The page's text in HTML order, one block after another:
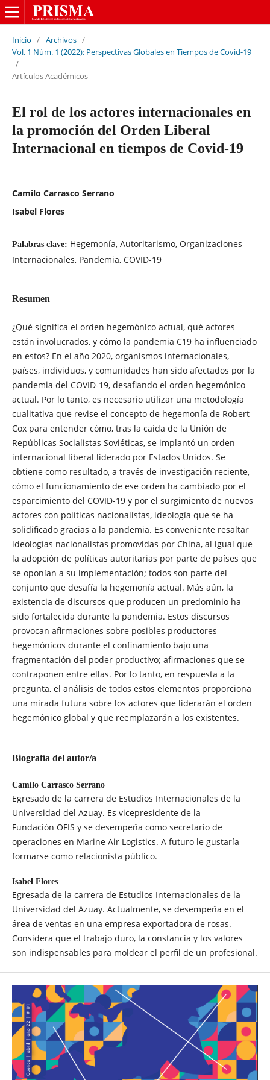
Inicio / Archivos /
Vol. 1 Núm. 1 (2022): Perspectivas Globales en Tiempos de Covid-19
/
Artículos Académicos
El rol de los actores internacionales en
la promoción del Orden Liberal
Internacional en tiempos de Covid-19
Camilo Carrasco Serrano
Isabel Flores
Palabras clave: Hegemonía, Autoritarismo, Organizaciones
Internacionales, Pandemia, COVID-19
Resumen
¿Qué significa el orden hegemónico actual, qué actores
están involucrados, y cómo la pandemia C19 ha influenciado
en estos? En el año 2020, organismos internacionales,
países, individuos, y comunidades han sido afectados por la
pandemia del COVID-19, desafiando el orden hegemónico
actual. Por lo tanto, es necesario utilizar una metodología
cualitativa que revise el concepto de hegemonía de Robert
Cox para entender cómo, tras la caída de la Unión de
Repúblicas Socialistas Soviéticas, se implantó un orden
internacional liberal liderado por Estados Unidos. Se
obtiene como resultado, a través de investigación reciente,
cómo el funcionamiento de ese orden ha cambiado por el
esparcimiento del COVID-19 y por el surgimiento de nuevos
actores con políticas nacionalistas, ideología que se ha
solidificado gracias a la pandemia. Es conveniente resaltar
ideologías nacionalistas promovidas por China, al igual que
la adopción de políticas autoritarias por parte de países que
se oponían a su implementación; todos son parte del
conjunto que desafía la hegemonía actual. Más aún, la
existencia de discursos que producen un predominio ha
sido fortalecida durante la pandemia. Estos discursos
provocan afirmaciones sobre posibles productores
hegemónicos durante el confinamiento bajo una
fragmentación del poder productivo; afirmaciones que se
contraponen entre ellas. Por lo tanto, en respuesta a la
pregunta, el análisis de todos estos elementos proporciona
una mirada futura sobre los actores que liderarán el orden
hegemónico global y que reemplazarán a los existentes.
Biografía del autor/a
Camilo Carrasco Serrano
Egresado de la carrera de Estudios Internacionales de la
Universidad del Azuay. Es vicepresidente de la
Fundación OFIS y se desempeña como secretario de
operaciones en Marine Air Logistics. A futuro le gustaría
formarse como relacionista público.
Isabel Flores
Egresada de la carrera de Estudios Internacionales de la
Universidad del Azuay. Actualmente, se desempeña en el
área de ventas en una empresa exportadora de rosas.
Considera que el trabajo duro, la constancia y los valores
son indispensables para moldear el perfil de un profesional.